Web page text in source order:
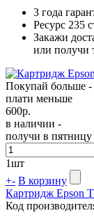
3 года
Ресурс 235
Закажи
или получи
Покупай больше -
плати меньше
600р.
в наличии -
получи в пятницу
1шт
+- В корзину
Картридж Epson
Код